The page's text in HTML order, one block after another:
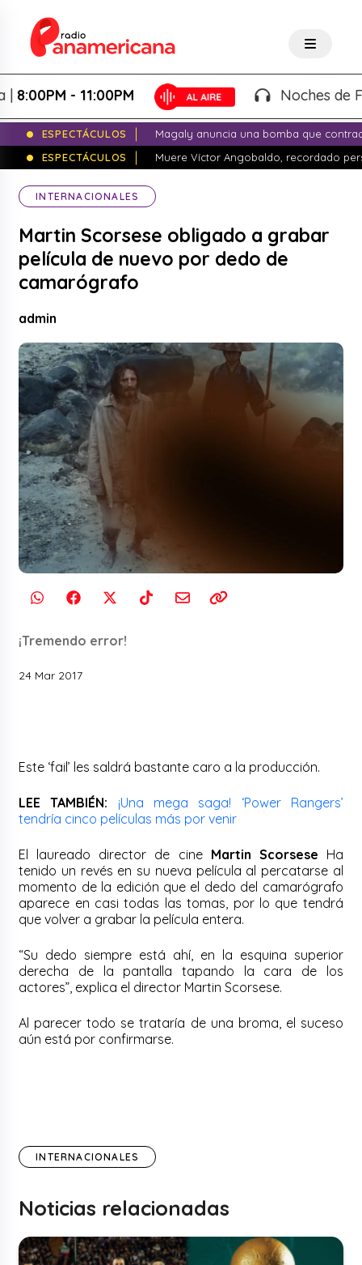
- 11:00PM Noches de
ESPECTÁCULOS
Magaly anuncia una bomba que
ESPECTÁCULOS
Muere Víctor Angobaldo, recordado
INTERNACIONALES
Martin Scorsese obligado a grabar
película de nuevo por dedo de
camarógrafo
admin
¡Tremendo error!
24 Mar 2017
Este ‘fail’ les saldrá bastante caro a la producción.
LEE TAMBIÉN:
¡Una mega saga! ‘Power Rangers’
tendría cinco películas más por venir
El laureado director de cine Martin Scorsese Ha
tenido un revés en su nueva película al percatarse al
momento de la edición que el dedo del camarógrafo
aparece en casi todas las tomas, por lo que tendrá
que volver a grabar la película entera.
“Su dedo siempre está ahí, en la esquina superior
derecha de la pantalla tapando la cara de los
actores”, explica el director Martin Scorsese.
Al parecer todo se trataría de una broma, el suceso
aún está por confirmarse.
INTERNACIONALES
Noticias relacionadas